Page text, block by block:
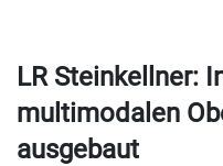
LR Steinkellner:
multimodalen
ausgebaut